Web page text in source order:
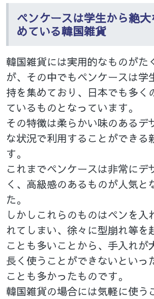
ペンケースは学生から絶
めている韓国雑貨
韓国雑貨には実用的なものがた
が、その中でもペンケースは学
持を集めており、日本でも多く
ているものとなっています。
その特徴は柔らかい味のあるデ
な状況で利用することができる
す。
これまでペンケースは非常にデ
く、高級感のあるものが人気と
た。
しかしこれらのものはペンを入
れてしまい、徐々に型崩れ等を
ことも多いことから、手入れが
長く使うことができないといっ
ことも多かったものです。
韓国雑貨の場合には気軽に使う